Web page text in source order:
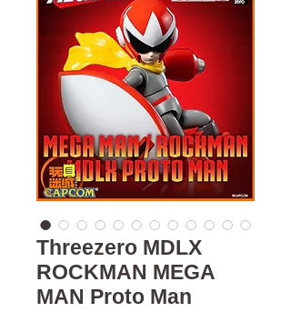
Threezero MDLX
ROCKMAN MEGA
MAN Proto Man